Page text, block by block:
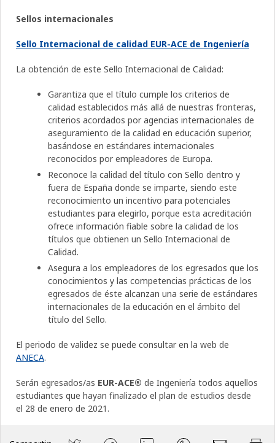
Sellos internacionales
Sello Internacional de calidad EUR-ACE de Ingeniería
La obtención de este Sello Internacional de Calidad:
Garantiza que el título cumple los criterios de
calidad establecidos más allá de nuestras fronteras,
criterios acordados por agencias internacionales de
aseguramiento de la calidad en educación superior,
basándose en estándares internacionales
reconocidos por empleadores de Europa.
Reconoce la calidad del título con Sello dentro y
fuera de España donde se imparte, siendo este
reconocimiento un incentivo para potenciales
estudiantes para elegirlo, porque esta acreditación
ofrece información fiable sobre la calidad de los
títulos que obtienen un Sello Internacional de
Calidad.
Asegura a los empleadores de los egresados que los
conocimientos y las competencias prácticas de los
egresados de éste alcanzan una serie de estándares
internacionales de la educación en el ámbito del
título del Sello.
El periodo de validez se puede consultar en la web de
ANECA.
Serán egresados/as EUR-ACE® de Ingeniería todos aquellos
estudiantes que hayan finalizado el plan de estudios desde
el 28 de enero de 2021.